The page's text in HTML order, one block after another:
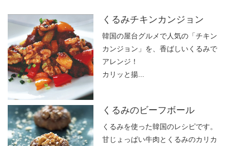
くるみチキンカンジョン
韓国の屋台グルメで人気の「チキン
カンジョン」を、香ばしいくるみで
アレンジ！
カリッと揚...
くるみのビーフボール
くるみを使った韓国のレシピです。
甘じょっぱい牛肉とくるみのカリカ